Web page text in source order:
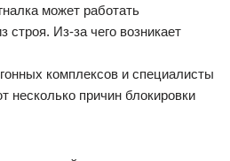
может работать
строя. Из-за чего возникает
комплексов и специалисты
несколько причин блокировки